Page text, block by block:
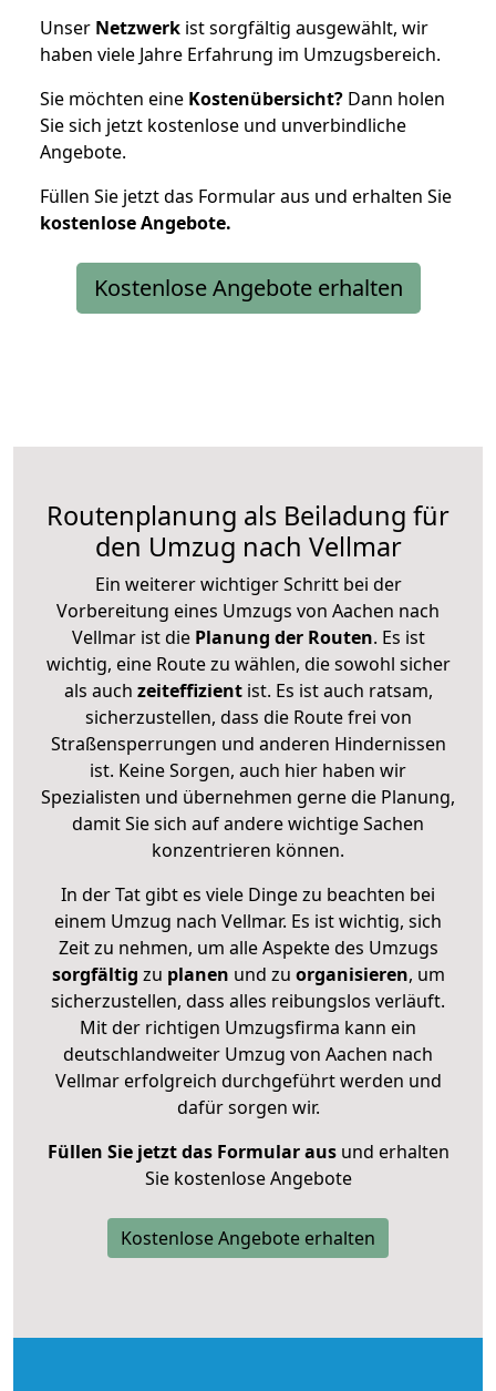
Unser Netzwerk ist sorgfältig ausgewählt, wir
haben viele Jahre Erfahrung im Umzugsbereich.
Sie möchten eine Kostenübersicht? Dann holen
Sie sich jetzt kostenlose und unverbindliche
Angebote.
Füllen Sie jetzt das Formular aus und erhalten Sie
kostenloseAngebote.
Kostenlose Angebote erhalten
Routenplanung als Beiladung für
den Umzug nach Vellmar
Ein weiterer wichtiger Schritt bei der
Vorbereitung eines Umzugs von Aachen nach
Vellmar ist diePlanung der Routen. Es ist
wichtig, eine Route zu wählen, die sowohl sicher
als auch zeiteffizientist. Es ist auch ratsam,
sicherzustellen, dass die Route frei von
Straßensperrungen und anderen Hindernissen
ist. Keine Sorgen, auch hier haben wir
Spezialisten und übernehmen gerne die Planung,
damit Sie sich auf andere wichtige Sachen
konzentrieren können.
In der Tat gibt es viele Dinge zu beachten bei
einem Umzug nach Vellmar. Es ist wichtig, sich
Zeit zu nehmen, um alle Aspekte des Umzugs
sorgfältig zu planen und zu organisieren, um
sicherzustellen, dass alles reibungslos verläuft.
Mit der richtigen Umzugsfirma kann ein
deutschlandweiter Umzug von Aachen nach
Vellmar erfolgreich durchgeführt werden und
dafür sorgen wir.
Füllen Sie jetzt das Formular ausund erhalten
Sie kostenlose Angebote
Kostenlose Angebote erhalten